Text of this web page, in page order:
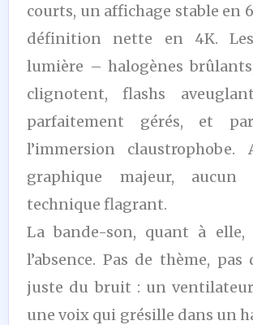
courts, un affichage stable en
définition nette en 4K.
lumière – halogènes
clignotent, flashs
parfaitement gérés, et
l’immersion claustrophobe.
graphique majeur, aucun
technique flagrant.
La bande-son, quant à elle,
l’absence. Pas de thème, pas
juste du bruit : un
une voix qui grésille dans un